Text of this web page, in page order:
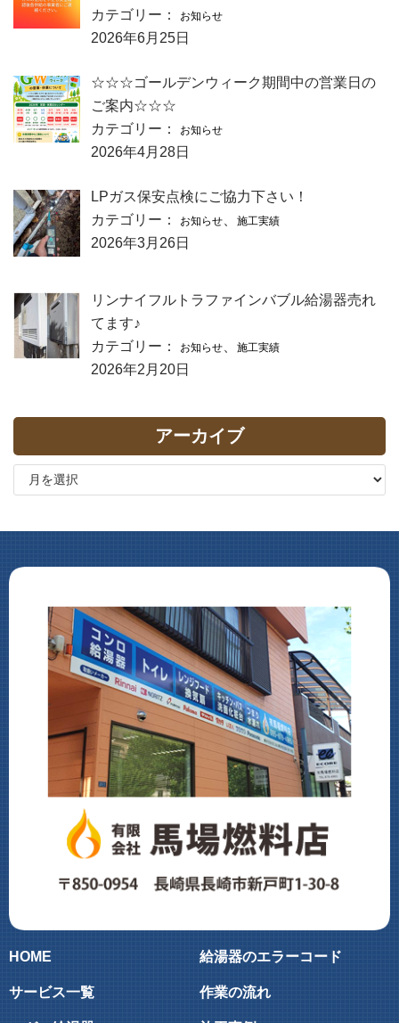
カテゴリー：
お知らせ
2026年6月25日
☆☆☆ゴールデンウィーク期間中の営業日の
ご案内☆☆☆
カテゴリー：
お知らせ
2026年4月28日
LPガス保安点検にご協力下さい！
カテゴリー：
お知らせ 施工実績
2026年3月26日
リンナイフルトラファインバブル給湯器売れ
てます♪
カテゴリー：
お知らせ 施工実績
2026年2月20日
アーカイブ
HOME
サービス一覧
給湯器のエラーコード
作業の流れ